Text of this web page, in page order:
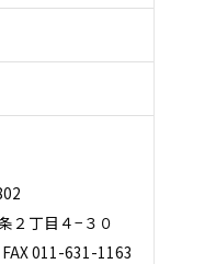
２丁目４−３０
011-631-1163